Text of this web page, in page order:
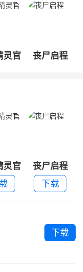
灵官
丧尸启程
灵官
丧尸启程
下载
下载